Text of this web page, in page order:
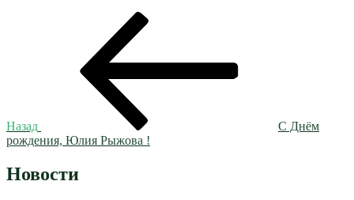
Назад
С Днём
рождения, Юлия Рыжова !
Новости